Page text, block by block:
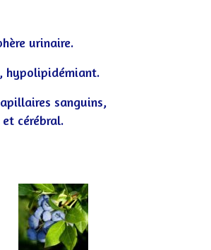
urinaire.
hypolipidémiant.
sanguins,
cérébral.